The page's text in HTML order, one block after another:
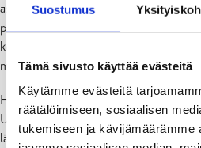
Suostumus
Tämä sivusto käyttää evästeitä
Käytämme evästeitä
räätälöimiseen, sosiaalisen
tukemiseen ja kävijämäärämme
asukkaiden näkökulmasta kestämätön.
palvelutarve kasvaa maan kärkivauhtia.
kohdistuu lapsille tai ikääntyneille.
molemmat ikäryhmät kasvavat
Hallituksen esityksen perustelut
Uudeltamaalta eivät ole uskottavia.
läpinäkyvään tietopohjaan ja THL:n